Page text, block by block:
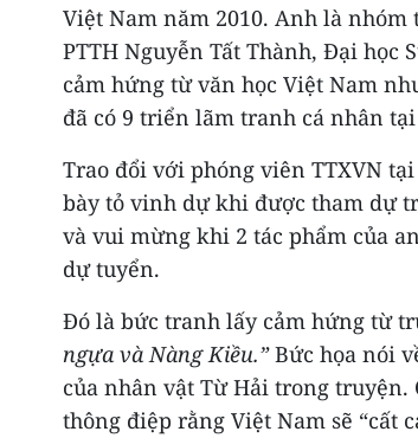
Việt Nam năm 2010. Anh là
PTTH Nguyễn Tất Thành, Đại học
cảm hứng từ văn học Việt Nam
đã có 9 triển lãm tranh cá nhân
Trao đổi với phóng viên TTXVN
bày tỏ vinh dự khi được tham dự
và vui mừng khi 2 tác phẩm của
dự tuyển.
Đó là bức tranh lấy cảm hứng từ
ngựa và Nàng Kiều.”Bức họa nói
của nhân vật Từ Hải trong
thông điệp rằng Việt Nam sẽ “cất